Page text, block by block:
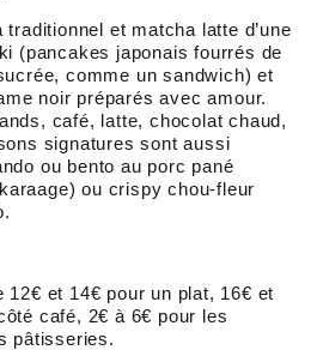
et matcha latte d’une
(pancakes japonais fourrés de
comme un sandwich) et
noir préparés avec amour.
café, latte, chocolat chaud,
signatures sont aussi
ou bento au porc pané
ou crispy chou-fleur
12€ et 14€ pour un plat, 16€ et
café, 2€ à 6€ pour les
pâtisseries.